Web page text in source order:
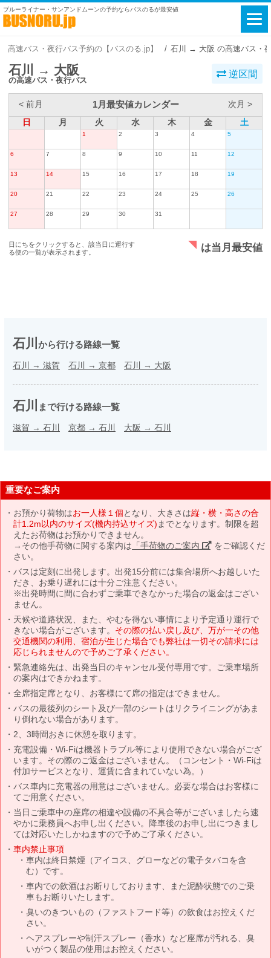
ブルーライナー・サンアンドムーンの予約ならバスのるが最安値
高速バス・夜行バス予約の【バスのる.jp】 石川 → 大阪 の高速バス・
石川 → 大阪
の高速バス・夜行バス
逆区間
< 前月 1月最安値カレンダー
次月 >
日
月 火 水 木 金 土
1 2 3 4 5
6 7 8 9 10 11 12
13 14 15 16 17 18 19
20 21 22 23 24 25 26
27 28 29 30 31
日にちをクリックすると、該当日に運行す
る便の一覧が表示されます。
は当月最安値
石川 から行ける路線一覧
石川 → 滋賀 石川 → 京都 石川 → 大阪
石川 まで行ける路線一覧
滋賀 → 石川 京都 → 石川 大阪 → 石川
重要なご案内
お預かり荷物はお一人様１個となり、大きさは縦・横・高さの合
計1.2m以内のサイズ(機内持込サイズ) までとなります。制限を超
えたお荷物はお預かりできません。
→その他手荷物に関する案内は 「手荷物のご案内」 をご確認くだ
さい。
バスは定刻に出発します。出発15分前には集合場所へお越しいた
だき、お乗り遅れには十分ご注意ください。
※出発時間に間に合わずご乗車できなかった場合の返金はござい
ません。
天候や道路状況、また、やむを得ない事情により予定通り運行で
きない場合がございます。 その際の払い戻し及び、万が一その他
交通機関の利用、宿泊が生じた場合でも弊社は一切その請求には
応じられませんので予めご了承ください。
緊急連絡先は、出発当日のキャンセル受付専用です。ご乗車場所
の案内はできかねます。
全席指定席となり、お客様にて席の指定はできません。
バスの最後列のシート及び一部のシートはリクライニングがあま
り倒れない場合があります。
2、3時間おきに休憩を取ります。
充電設備・Wi-Fiは機器トラブル等により使用できない場合がござ
います。その際のご返金はございません。（コンセント・Wi-Fiは
付加サービスとなり、運賃に含まれていない為。）
バス車内に充電器の用意はございません。必要な場合はお客様に
てご用意ください。
当日ご乗車中の座席の相違や設備の不具合等がございましたら速
やかに乗務員へお申し出ください。降車後のお申し出につきまし
ては対応いたしかねますので予めご了承ください。
車内禁止事項
車内は終日禁煙（アイコス、グローなどの電子タバコを含
む）です。
車内での飲酒はお断りしております、また泥酔状態でのご乗
車もお断りいたします。
臭いのきついもの（ファストフード等）の飲食はお控えくだ
さい。
ヘアスプレーや制汗スプレー（香水）など座席が汚れる、臭
いがつく製品の使用はお控えください。